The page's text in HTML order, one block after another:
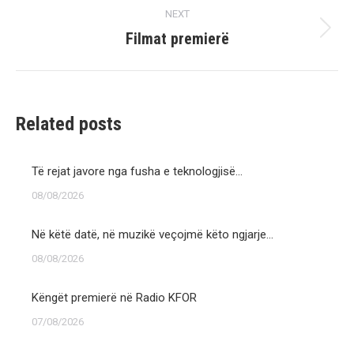
NEXT
Next
Filmat premierë
Related posts
Të rejat javore nga fusha e teknologjisë…
08/08/2026
Në këtë datë, në muzikë veçojmë këto ngjarje…
08/08/2026
Këngët premierë në Radio KFOR
07/08/2026